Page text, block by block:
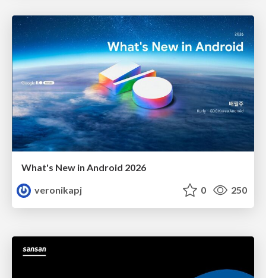
What's New in Android 2026
veronikapj
0 250